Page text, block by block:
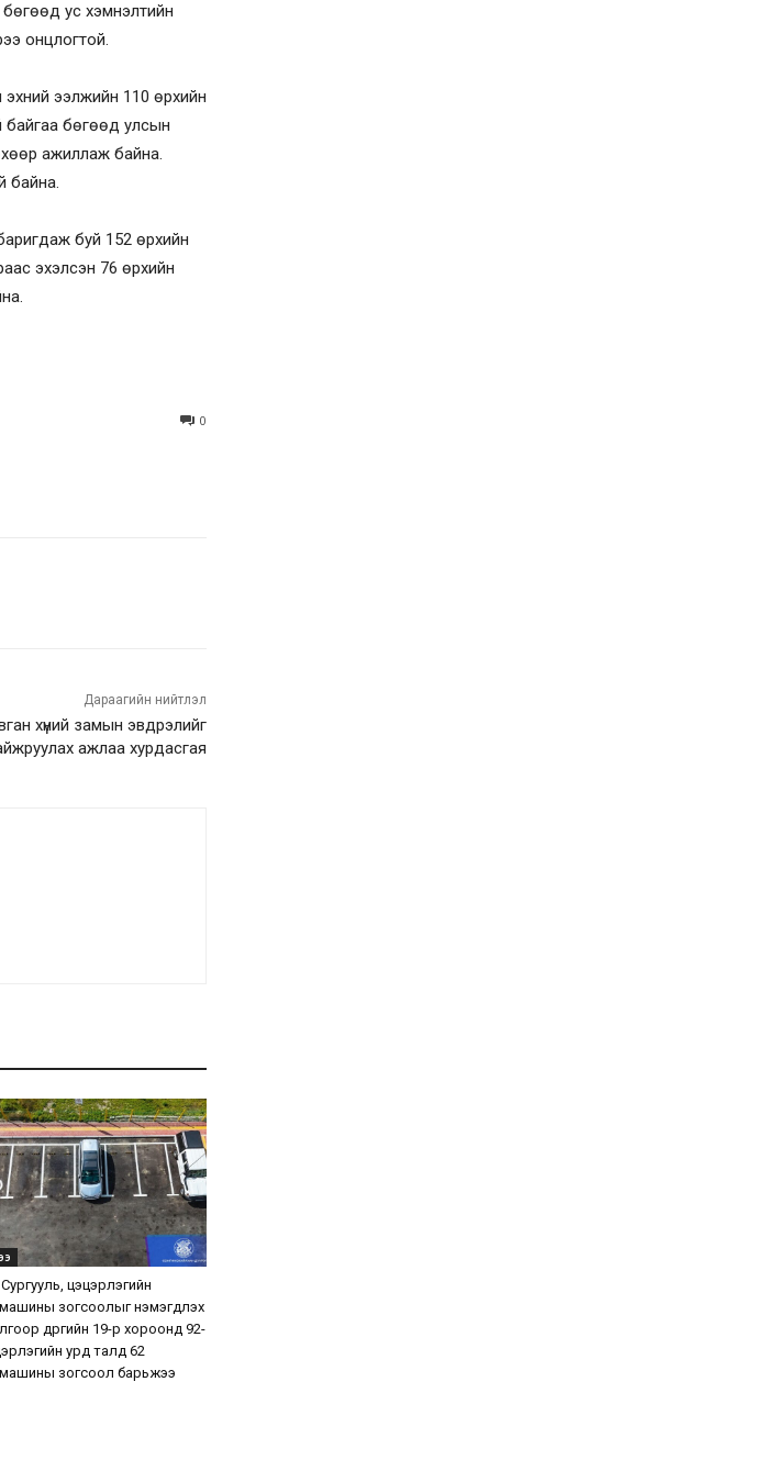
ус хэмнэлтийн
онцлогтой.
ээлжийн 110 өрхийн
байгаа бөгөөд улсын
ажиллаж байна.
байна.
буй 152 өрхийн
эхэлсэн 76 өрхийн
0
Дараагийн нийтлэл
хүний замын эвдрэлийг
ажлаа хурдасгая
цэцэрлэгийн
зогсоолыг нэмэгдүүлэх
дүүргийн 19-р хороонд 92-
урд талд 62
зогсоол барьжээ